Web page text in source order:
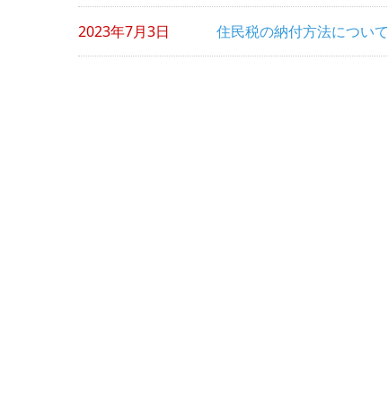
2023年7月3日 住民税の納付方法について